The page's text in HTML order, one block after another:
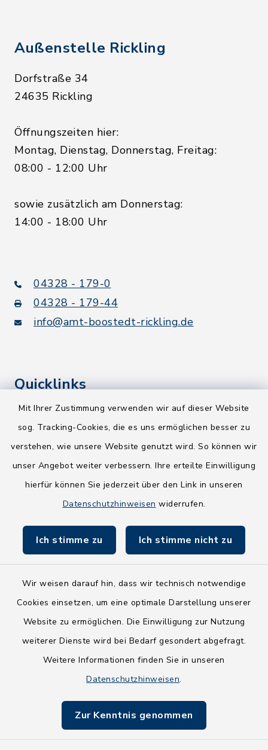
Mit Ihrer Zustimmung verwenden wir auf dieser Website
sog. Tracking-Cookies, die es uns ermöglichen besser zu
verstehen, wie unsere Website genutzt wird. So können wir
unser Angebot weiter verbessern. Ihre erteilte Einwilligung
hierfür können Sie jederzeit über den Link in unseren
Datenschutzhinweisen widerrufen.
Ich stimme zu Ich stimme nicht zu
Wir weisen darauf hin, dass wir technisch notwendige
Cookies einsetzen, um eine optimale Darstellung unserer
Website zu ermöglichen. Die Einwilligung zur Nutzung
weiterer Dienste wird bei Bedarf gesondert abgefragt.
Weitere Informationen finden Sie in unseren
Datenschutzhinweisen.
Zur Kenntnis genommen
Außenstelle Rickling
Dorfstraße 34
24635 Rickling
Öffnungszeiten hier:
Montag, Dienstag, Donnerstag, Freitag:
08:00 - 12:00 Uhr
sowie zusätzlich am Donnerstag:
14:00 - 18:00 Uhr
04328 - 179-0
04328 - 179-44
info@amt-boostedt-rickling.de
Quicklinks
Kreis Segeberg
NEU! Amtsbroschüre 2026
Holsteiner Auenland
Fundbüro
Barrierefreiheit
Impressum